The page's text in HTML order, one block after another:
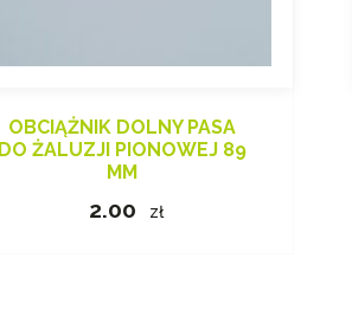
OBCIĄŻNIK DOLNY PASA
DO ŻALUZJI PIONOWEJ 89
MM
2.00 zł